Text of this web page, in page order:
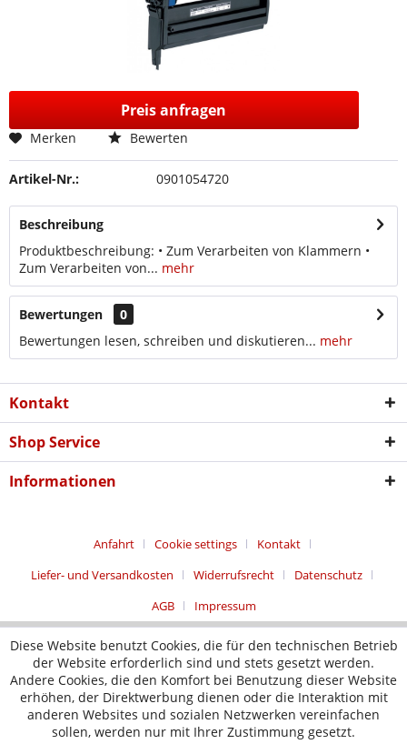
Preis anfragen
Merken Bewerten
Artikel-Nr.: 0901054720
Beschreibung
Produktbeschreibung: • Zum Verarbeiten von Klammern •
Zum Verarbeiten von... mehr
Bewertungen
0
Bewertungen lesen, schreiben und diskutieren... mehr
Kontakt
Shop Service
Informationen
Anfahrt Cookie settings
Kontakt
Liefer- und Versandkosten
Widerrufsrecht
Datenschutz
AGB
Impressum
Diese Website benutzt Cookies, die für den technischen Betrieb
der Website erforderlich sind und stets gesetzt werden.
Andere Cookies, die den Komfort bei Benutzung dieser Website
erhöhen, der Direktwerbung dienen oder die Interaktion mit
anderen Websites und sozialen Netzwerken vereinfachen
sollen, werden nur mit Ihrer Zustimmung gesetzt.